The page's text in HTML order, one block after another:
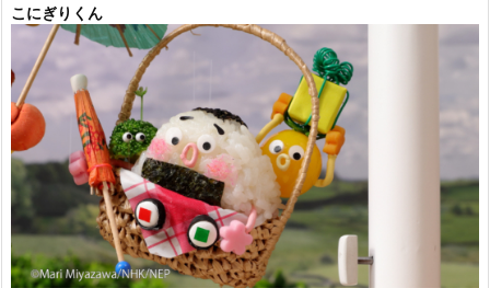
こにぎりくん